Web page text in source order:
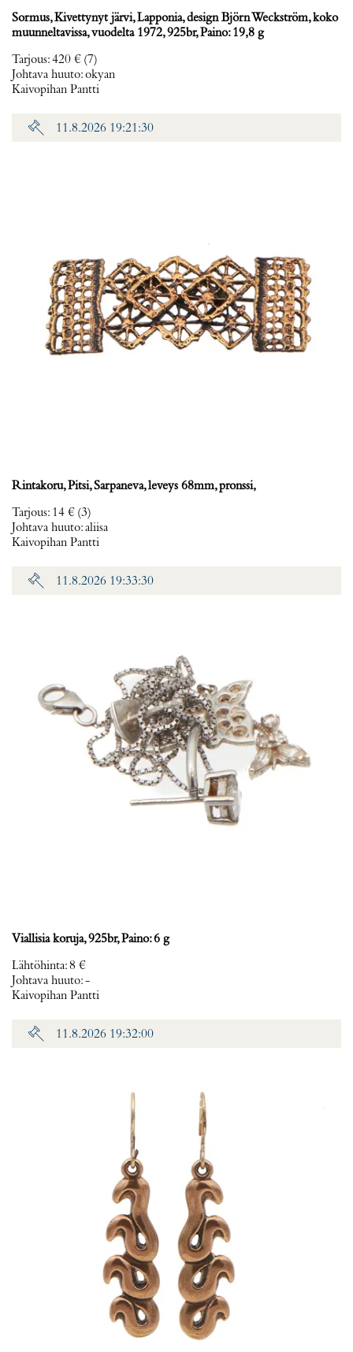
Sormus, Kivettynyt järvi, Lapponia, design Björn Weckström, koko
muunneltavissa, vuodelta 1972, 925br, Paino: 19,8 g
Tarjous:420 € (7)
Johtava huuto:okyan
Kaivopihan Pantti
11.8.2026 19:21:30
Rintakoru, Pitsi, Sarpaneva, leveys 68mm, pronssi,
Tarjous: 14 € (3)
Johtava huuto:aliisa
Kaivopihan Pantti
11.8.2026 19:33:30
Viallisia koruja, 925br, Paino: 6 g
Lähtöhinta:8 €
Johtava huuto:-
Kaivopihan Pantti
11.8.2026 19:32:00